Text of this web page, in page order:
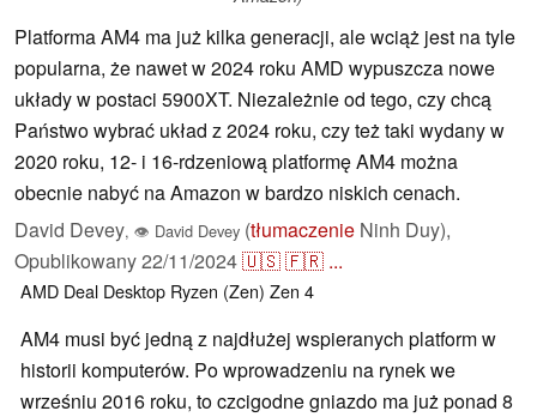
Platforma AM4 ma już kilka generacji, ale wciąż jest na tyle
popularna, że nawet w 2024 roku AMD wypuszcza nowe
układy w postaci 5900XT. Niezależnie od tego, czy chcą
Państwo wybrać układ z 2024 roku, czy też taki wydany w
2020 roku, 12- i 16-rdzeniową platformę AM4 można
obecnie nabyć na Amazon w bardzo niskich cenach.
David Devey, 👁 David Devey (tłumaczenie Ninh Duy),
Opublikowany22/11/2024🇺🇸🇫🇷 ...
AMD Deal Desktop Ryzen (Zen) Zen 4
AM4 musi być jedną z najdłużej wspieranych platform w
historii komputerów. Po wprowadzeniu na rynek we
wrześniu 2016 roku, to czcigodne gniazdo ma już ponad 8